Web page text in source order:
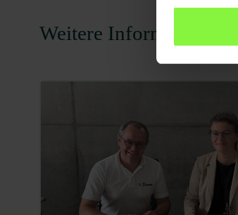
Weitere Informationen